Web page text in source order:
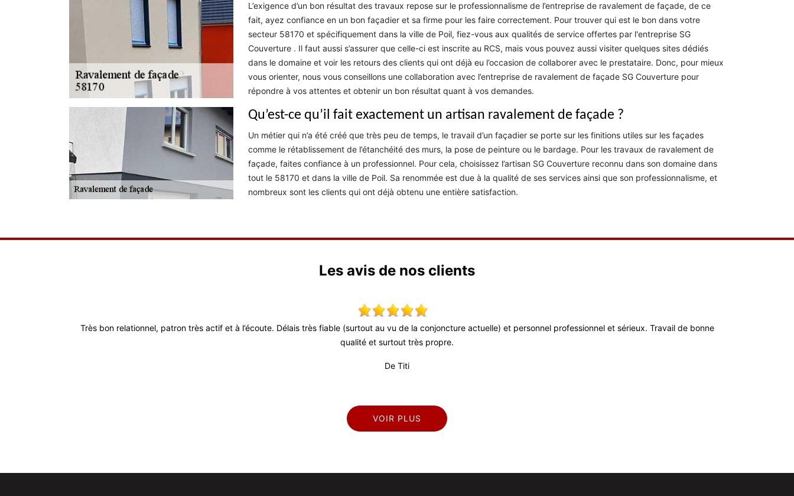
L’exigence d’un bon résultat des travaux repose sur le professionnalisme de l’entreprise de ravalement de façade, de ce
fait, ayez confiance en un bon façadier et sa firme pour les faire correctement. Pour trouver qui est le bon dans votre
secteur 58170 et spécifiquement dans la ville de Poil, fiez-vous aux qualités de service offertes par l'entreprise SG
Couverture . Il faut aussi s’assurer que celle-ci est inscrite au RCS, mais vous pouvez aussi visiter quelques sites dédiés
dans le domaine et voir les retours des clients qui ont déjà eu l’occasion de collaborer avec le prestataire. Donc, pour mieux
vous orienter, nous vous conseillons une collaboration avec l’entreprise de ravalement de façade SG Couverture pour
répondre à vos attentes et obtenir un bon résultat quant à vos demandes.
Qu’est-ce qu’il fait exactement un artisan ravalement de façade ?
Un métier qui n’a été créé que très peu de temps, le travail d’un façadier se porte sur les finitions utiles sur les façades
comme le rétablissement de l’étanchéité des murs, la pose de peinture ou le bardage. Pour les travaux de ravalement de
façade, faites confiance à un professionnel. Pour cela, choisissez l’artisan SG Couverture reconnu dans son domaine dans
tout le 58170 et dans la ville de Poil. Sa renommée est due à la qualité de ses services ainsi que son professionnalisme, et
nombreux sont les clients qui ont déjà obtenu une entière satisfaction.
Les avis de nos clients
Très bon relationnel, patron très actif et à l’écoute. Délais très fiable (surtout au vu de la conjoncture actuelle) et personnel professionnel et sérieux. Travail de bonne
qualité et surtout très propre.
De Titi
VOIR PLUS